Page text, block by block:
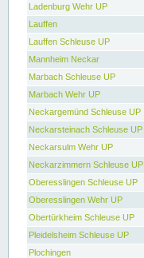
Ladenburg Wehr UP
Lauffen
Lauffen Schleuse UP
Mannheim Neckar
Marbach Schleuse UP
Marbach Wehr UP
Neckargemünd Schleuse UP
Neckarsteinach Schleuse UP
Neckarsulm Wehr UP
Neckarzimmern Schleuse UP
Oberesslingen Schleuse UP
Oberesslingen Wehr UP
Obertürkheim Schleuse UP
Pleidelsheim Schleuse UP
Plochingen